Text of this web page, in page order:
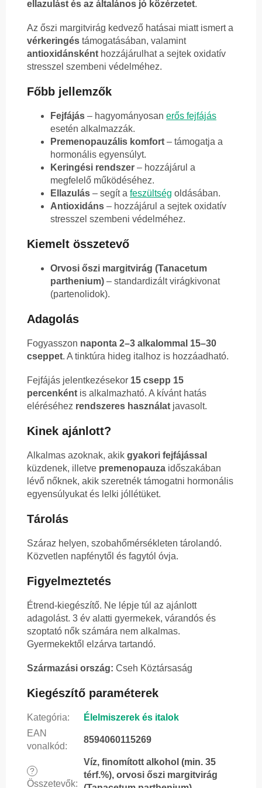
ellazulást és az általános jó közérzetet.
Az őszi margitvirág kedvező hatásai miatt ismert a
vérkeringés támogatásában, valamint
antioxidánsként hozzájárulhat a sejtek oxidatív
stresszel szembeni védelméhez.
Főbb jellemzők
Fejfájás – hagyományosan erős fejfájás
esetén alkalmazzák.
Premenopauzális komfort – támogatja a
hormonális egyensúlyt.
Keringési rendszer – hozzájárul a
megfelelő működéséhez.
Ellazulás – segít a feszültség oldásában.
Antioxidáns – hozzájárul a sejtek oxidatív
stresszel szembeni védelméhez.
Kiemelt összetevő
Orvosi őszi margitvirág (Tanacetum
parthenium) – standardizált virágkivonat
(partenolidok).
Adagolás
Fogyasszon naponta 2–3 alkalommal 15–30
cseppet. A tinktúra hideg italhoz is hozzáadható.
Fejfájás jelentkezésekor 15 csepp 15
percenként is alkalmazható. A kívánt hatás
eléréséhez rendszeres használat javasolt.
Kinek ajánlott?
Alkalmas azoknak, akik gyakori fejfájással
küzdenek, illetve premenopauza időszakában
lévő nőknek, akik szeretnék támogatni hormonális
egyensúlyukat és lelki jóllétüket.
Tárolás
Száraz helyen, szobahőmérsékleten tárolandó.
Közvetlen napfénytől és fagytól óvja.
Figyelmeztetés
Étrend-kiegészítő. Ne lépje túl az ajánlott
adagolást. 3 év alatti gyermekek, várandós és
szoptató nők számára nem alkalmas.
Gyermekektől elzárva tartandó.
Származási ország: Cseh Köztársaság
Kiegészítő paraméterek
Kategória:
Élelmiszerek és italok
EAN
vonalkód:
8594060115269
?
Összetevők:
Víz, finomított alkohol (min. 35
térf.%), orvosi őszi margitvirág